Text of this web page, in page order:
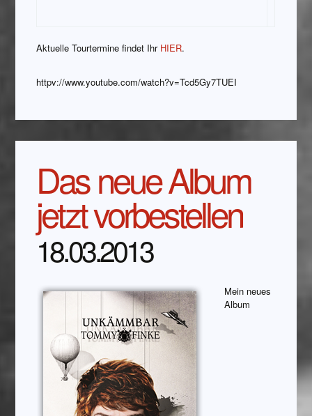
Aktuelle Tourtermine findet IhrHIER.
httpv://www.youtube.com/watch?v=Tcd5Gy7TUEI
Das neue Album
jetzt vorbestellen
18.03.2013
Mein neues
Album